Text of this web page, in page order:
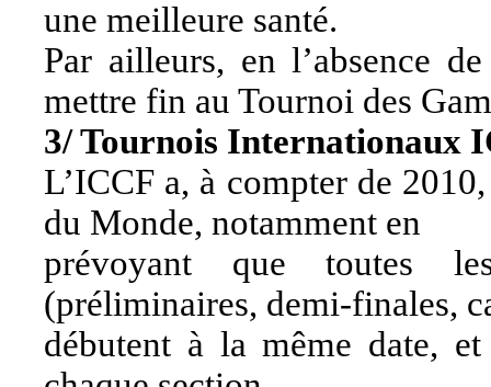
une meilleure santé.
Par ailleurs, en l’absence
mettre fin au Tournoi des
3/ Tournois Internationaux
L’ICCF a, à compter de
du Monde, notamment en
prévoyant que toutes
(préliminaires, demi-finales,
débutent à la même date,